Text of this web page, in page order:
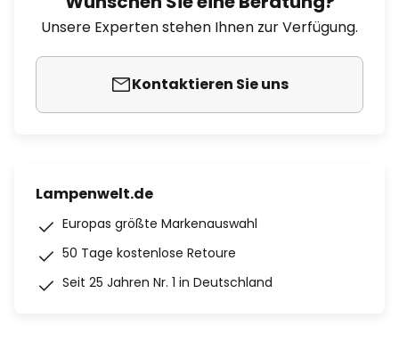
Unsere Experten stehen Ihnen zur Verfügung.
Kontaktieren Sie uns
Lampenwelt.de
Europas größte Markenauswahl
50 Tage kostenlose Retoure
Seit 25 Jahren Nr. 1 in Deutschland